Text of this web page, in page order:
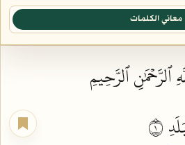
معاني الكلمات
ٱلرَّحۡمَٰنِ ٱلرَّحِيمِ